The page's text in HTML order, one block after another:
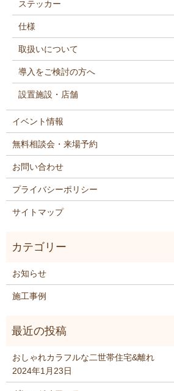
ステッカー
仕様
取扱いについて
導入をご検討の方へ
設置施設・店舗
イベント情報
無料相談会・来場予約
お問い合わせ
プライバシーポリシー
サイトマップ
お知らせ
施工事例
おしゃれカラフルな二世帯住宅&離れ
2024年1月23日